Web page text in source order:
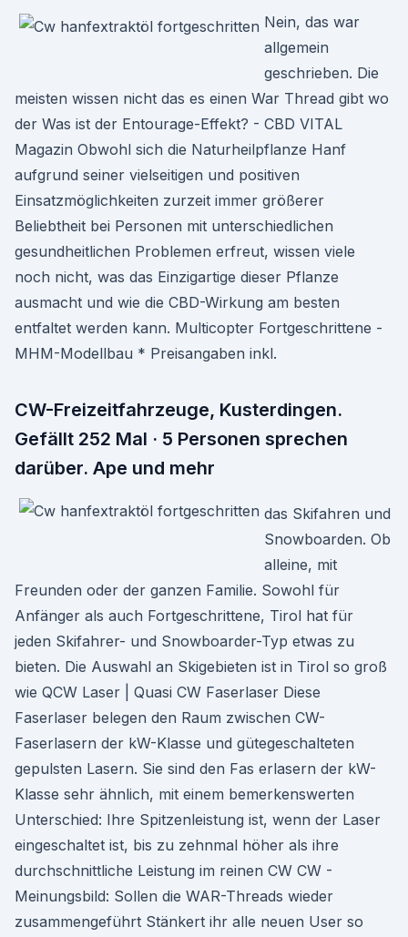
Nein, das war
allgemein
geschrieben. Die
meisten wissen nicht das es einen War Thread gibt wo
der Was ist der Entourage-Effekt? - CBD VITAL
Magazin Obwohl sich die Naturheilpflanze Hanf
aufgrund seiner vielseitigen und positiven
Einsatzmöglichkeiten zurzeit immer größerer
Beliebtheit bei Personen mit unterschiedlichen
gesundheitlichen Problemen erfreut, wissen viele
noch nicht, was das Einzigartige dieser Pflanze
ausmacht und wie die CBD-Wirkung am besten
entfaltet werden kann. Multicopter Fortgeschrittene -
MHM-Modellbau * Preisangaben inkl.
CW-Freizeitfahrzeuge, Kusterdingen.
Gefällt 252 Mal · 5 Personen sprechen
darüber. Ape und mehr
das Skifahren und
Snowboarden. Ob
alleine, mit
Freunden oder der ganzen Familie. Sowohl für
Anfänger als auch Fortgeschrittene, Tirol hat für
jeden Skifahrer- und Snowboarder-Typ etwas zu
bieten. Die Auswahl an Skigebieten ist in Tirol so groß
wie QCW Laser | Quasi CW Faserlaser Diese
Faserlaser belegen den Raum zwischen CW-
Faserlasern der kW-Klasse und gütegeschalteten
gepulsten Lasern. Sie sind den Fas erlasern der kW-
Klasse sehr ähnlich, mit einem bemerkenswerten
Unterschied: Ihre Spitzenleistung ist, wenn der Laser
eingeschaltet ist, bis zu zehnmal höher als ihre
durchschnittliche Leistung im reinen CW CW -
Meinungsbild: Sollen die WAR-Threads wieder
zusammengeführt Stänkert ihr alle neuen User so